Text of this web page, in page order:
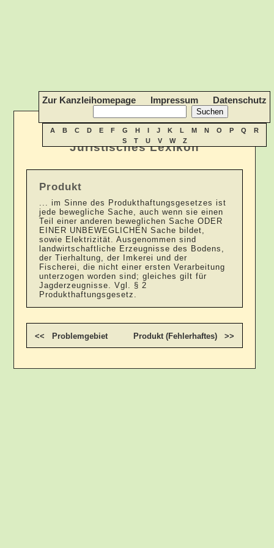
Juristisches Lexikon
Zur Kanzleihomepage Impressum Datenschutz
A B C D E F G H I J K L M N O P Q
R
S
T U V W Z
Produkt
... im Sinne des Produkthaftungsgesetzes ist
jede bewegliche Sache, auch wenn sie einen
Teil einer anderen beweglichen Sache ODER
EINER UNBEWEGLICHEN Sache bildet,
sowie Elektrizität. Ausgenommen sind
landwirtschaftliche Erzeugnisse des Bodens,
der Tierhaltung, der Imkerei und der
Fischerei, die nicht einer ersten Verarbeitung
unterzogen worden sind; gleiches gilt für
Jagderzeugnisse. Vgl. § 2
Produkthaftungsgesetz.
<< Problemgebiet Produkt (Fehlerhaftes) >>